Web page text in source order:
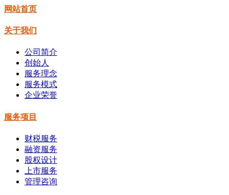
网站首页
关于我们
公司简介
创始人
服务理念
服务模式
企业荣誉
服务项目
财税服务
融资服务
股权设计
上市服务
管理咨询